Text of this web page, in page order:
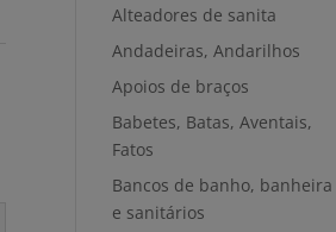
Alteadores de sanita
Andadeiras, Andarilhos
Apoios de braços
Babetes, Batas, Aventais,
Fatos
Bancos de banho, banheira
e sanitários